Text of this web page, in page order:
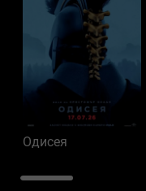
Одисея